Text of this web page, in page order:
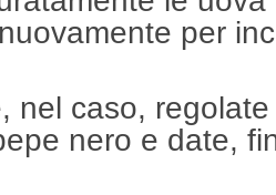
per
nel caso,
nero e date,